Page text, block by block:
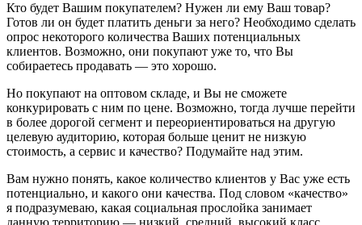
Кто будет Вашим покупателем? Нужен ли ему Ваш товар?
Готов ли он будет платить деньги за него? Необходимо сделать
опрос некоторого количества Ваших потенциальных
клиентов. Возможно, они покупают уже то, что Вы
собираетесь продавать — это хорошо.
Но покупают на оптовом складе, и Вы не сможете
конкурировать с ним по цене. Возможно, тогда лучше перейти
в более дорогой сегмент и переориентироваться на другую
целевую аудиторию, которая больше ценит не низкую
стоимость, а сервис и качество? Подумайте над этим.
Вам нужно понять, какое количество клиентов у Вас уже есть
потенциально, и какого они качества. Под словом «качество»
я подразумеваю, какая социальная прослойка занимает